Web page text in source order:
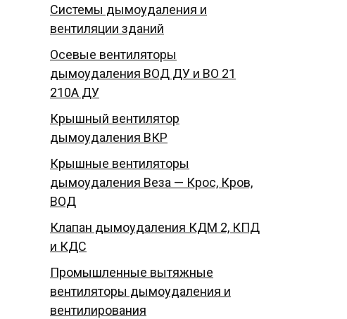
Системы дымоудаления и
вентиляции зданий
Осевые вентиляторы
дымоудаления ВОД ДУ и ВО 21
210А ДУ
Крышный вентилятор
дымоудаления ВКР
Крышные вентиляторы
дымоудаления Веза — Крос, Кров,
ВОД
Клапан дымоудаления КДМ 2, КПД
и КДС
Промышленные вытяжные
вентиляторы дымоудаления и
вентилирования